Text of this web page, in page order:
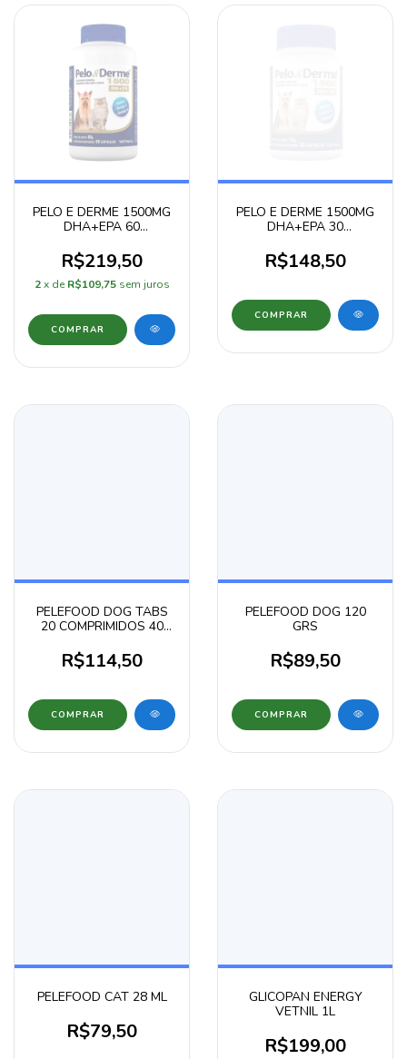
PELO E DERME 1500MG
DHA+EPA 60
R$219,50
2 x de R$109,75 sem juros
PELO E DERME 1500MG
DHA+EPA 30
R$148,50
PELEFOOD DOG TABS
20 COMPRIMIDOS 40
R$114,50
PELEFOOD DOG 120
GRS
R$89,50
PELEFOOD CAT 28 ML
R$79,50
GLICOPAN ENERGY
VETNIL 1L
R$199,00